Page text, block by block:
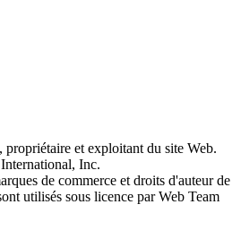
propriétaire et exploitant du site Web.
International, Inc.
de commerce et droits d'auteur de
utilisés sous licence par Web Team